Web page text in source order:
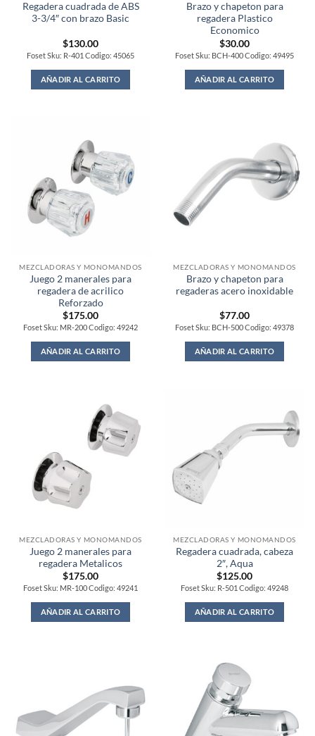
Regadera cuadrada de ABS
3-3/4″ con brazo Basic
$130.00
Foset Sku: R-401 Codigo: 45065
AÑADIR AL CARRITO
Brazo y chapeton para
regadera Plastico
Economico
$30.00
Foset Sku: BCH-400 Codigo: 49495
AÑADIR AL CARRITO
MEZCLADORAS Y MONOMANDOS
Juego 2 manerales para
regadera de acrilico
Reforzado
$175.00
Foset Sku: MR-200 Codigo: 49242
AÑADIR AL CARRITO
MEZCLADORAS Y MONOMANDOS
Brazo y chapeton para
regaderas acero inoxidable
$77.00
Foset Sku: BCH-500 Codigo: 49378
AÑADIR AL CARRITO
MEZCLADORAS Y MONOMANDOS
Juego 2 manerales para
regadera Metalicos
$175.00
Foset Sku: MR-100 Codigo: 49241
AÑADIR AL CARRITO
MEZCLADORAS Y MONOMANDOS
Regadera cuadrada, cabeza
2″, Aqua
$125.00
Foset Sku: R-501 Codigo: 49248
AÑADIR AL CARRITO